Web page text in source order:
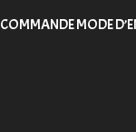
COMMANDE MODE